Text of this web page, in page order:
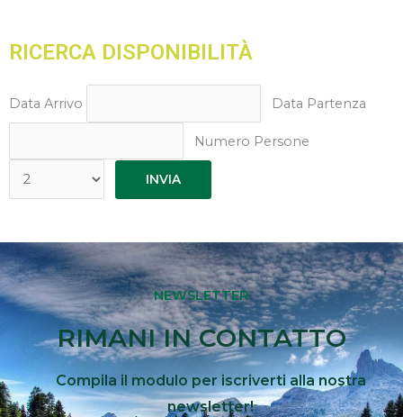
RICERCA DISPONIBILITÀ
Data Arrivo Data Partenza
Numero Persone
INVIA
NEWSLETTER
RIMANI IN CONTATTO
Compila il modulo per iscriverti alla nostra
newsletter!